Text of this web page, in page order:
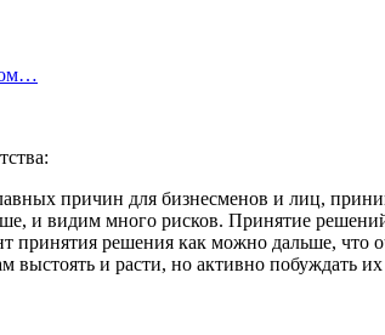
причин для бизнесменов и лиц,
и видим много рисков. Принятие
решения как можно дальше, что
и расти, но активно побуждать их